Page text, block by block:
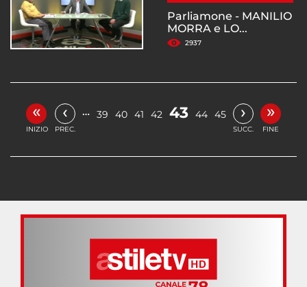
Parliamone - MANILIO
MORRA e LO...
2937
«
INIZIO
‹
PREC.
… 39 40 41 42 43 44 45 ›
SUCC.
»
FINE